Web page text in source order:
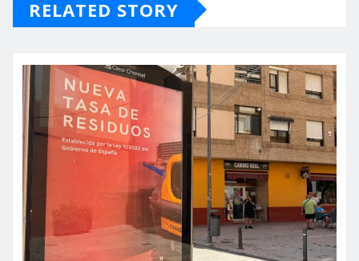
RELATED STORY